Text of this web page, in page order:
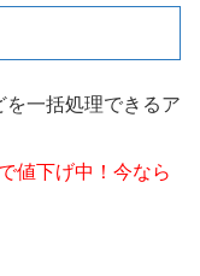
を一括処理できるア
値下げ中！今なら